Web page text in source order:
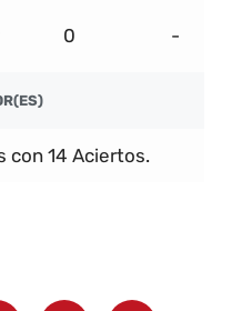
0 -
con 14 Aciertos.